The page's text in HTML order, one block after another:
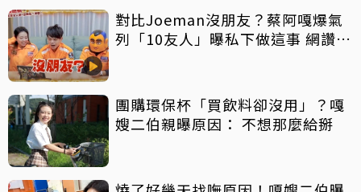
對比Joeman沒朋友？蔡阿嘎爆氣
列「10友人」曝私下做這事 網讚：
團購環保杯「買飲料卻沒用」？嘎
嫂二伯親曝原因： 不想那麼給掰